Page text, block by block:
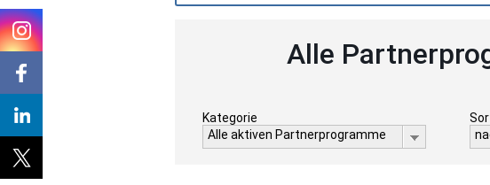
Alle
Kategorie
Alle aktiven Partnerprogramme